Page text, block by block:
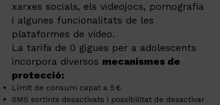
xarxes socials, els videojocs, pornografia
i algunes funcionalitats de les
plataformes de vídeo.
La tarifa de 0 gigues per a adolescents
incorpora diversos mecanismes de
protecció:
Límit de consum capat a 5 €
SMS sortints desactivats i possibilitat de desactivar